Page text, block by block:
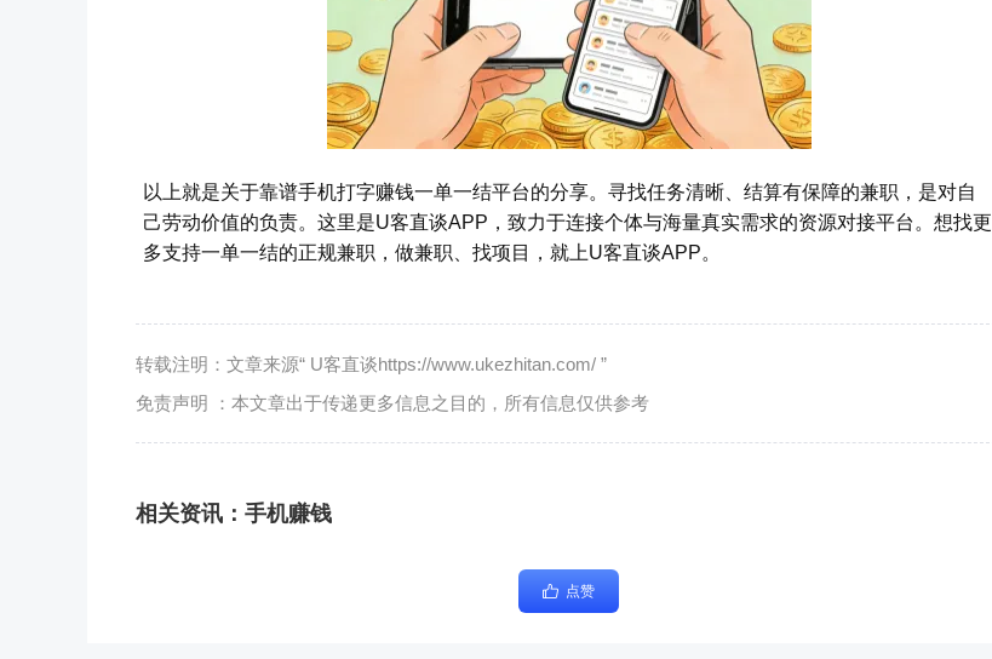
以上就是关于靠谱手机打字赚钱一单一结平台的分享。寻找任务清晰、结算有保障的兼职，是对自
己劳动价值的负责。这里是U客直谈APP，致力于连接个体与海量真实需求的资源对接平台。想找更
多支持一单一结的正规兼职，做兼职、找项目，就上U客直谈APP。
转载注明：文章来源“ U客直谈https://www.ukezhitan.com/ ”
免责声明 ：本文章出于传递更多信息之目的，所有信息仅供参考
相关资讯： 手机赚钱
点赞